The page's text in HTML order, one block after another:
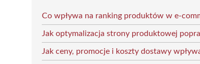
Co wpływa na ranking produktów w e-
Jak optymalizacja strony produktowej
Jak ceny, promocje i koszty dostawy